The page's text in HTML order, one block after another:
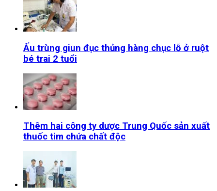
Ấu trùng giun đục thủng hàng chục lỗ ở ruột
bé trai 2 tuổi
Thêm hai công ty dược Trung Quốc sản xuất
thuốc tim chứa chất độc